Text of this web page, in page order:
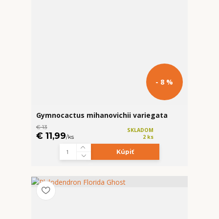
- 8 %
Gymnocactus mihanovichii variegata
€ 13
€ 11,99/ks
SKLADOM
2 ks
Kúpiť